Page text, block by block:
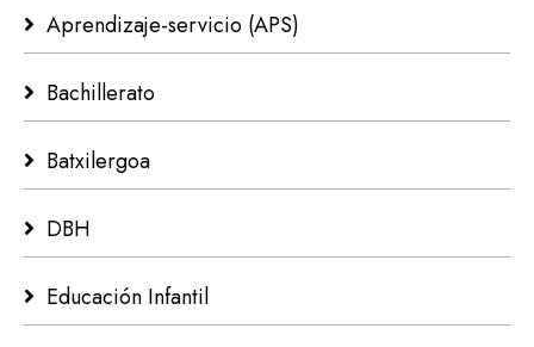
Aprendizaje-servicio (APS)
Bachillerato
Batxilergoa
DBH
Educación Infantil